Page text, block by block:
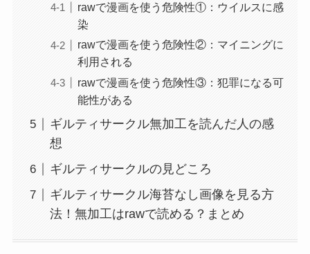
rawで漫画を使う危険性①：ウイルスに感
染
rawで漫画を使う危険性②：マイニングに
利用される
rawで漫画を使う危険性③：犯罪になる可
能性がある
ギルティサークル無加工を読んだ人の感
想
ギルティサークルの見どころ
ギルティサークル海苔なし画像を見る方
法！無加工はrawで読める？まとめ